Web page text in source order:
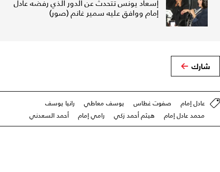
إسعاد يونس تتحدث عن الدور الذي رفضه عادل
إمام ووافق عليه سمير غانم (صور)
شارك
عادل إمام صفوت غطاس يوسف معاطي
رانيا يوسف
محمد عادل إمام
هيثم أحمد زكي رامي إمام أحمد السعدني